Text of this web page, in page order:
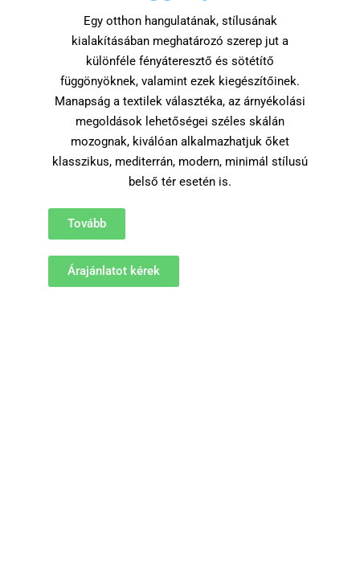
Egy otthon hangulatának, stílusának
kialakításában meghatározó szerep jut a
különféle fényáteresztő és sötétítő
függönyöknek, valamint ezek kiegészítőinek.
Manapság a textilek választéka, az árnyékolási
megoldások lehetőségei széles skálán
mozognak, kiválóan alkalmazhatjuk őket
klasszikus, mediterrán, modern, minimál stílusú
belső tér esetén is.
Tovább
Árajánlatot kérek